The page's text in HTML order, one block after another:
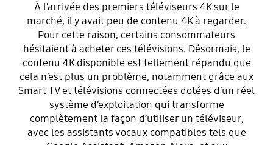
À l’arrivée des premiers téléviseurs 4K sur le
marché, il y avait peu de contenu 4K à regarder.
Pour cette raison, certains consommateurs
hésitaient à acheter ces télévisions. Désormais, le
contenu 4K disponible est tellement répandu que
cela n’est plus un problème, notamment grâce aux
Smart TV et télévisions connectées dotées d’un réel
système d’exploitation qui transforme
complètement la façon d’utiliser un téléviseur,
avec les assistants vocaux compatibles tels que